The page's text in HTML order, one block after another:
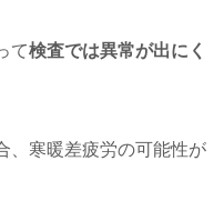
て検査では異常が出にく
、寒暖差疲労の可能性が